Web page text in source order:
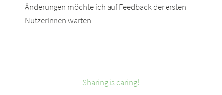
Änderungen möchte ich auf Feedback der ersten
NutzerInnen warten
Sharing is caring!